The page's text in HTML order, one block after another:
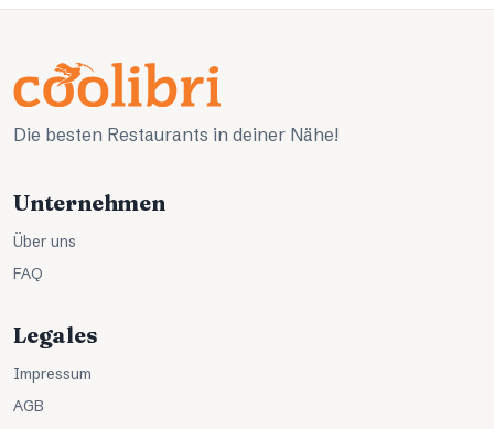
Die besten Restaurants in deiner Nähe!
Unternehmen
Über uns
FAQ
Legales
Impressum
AGB